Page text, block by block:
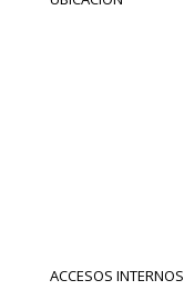
ACCESOS INTERNOS